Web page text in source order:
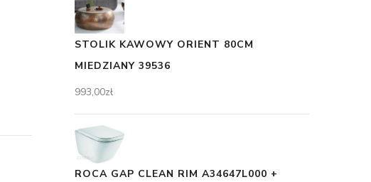
STOLIK KAWOWY ORIENT 80CM
MIEDZIANY 39536
993,00zł
ROCA GAP CLEAN RIM A34647L000 +